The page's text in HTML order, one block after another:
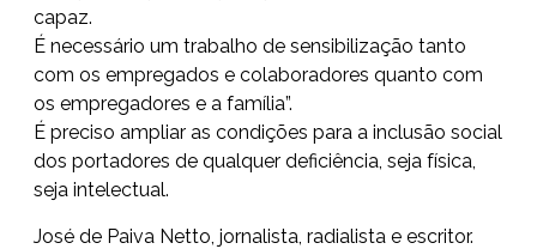
capaz.
É necessário um trabalho de sensibilização tanto
com os empregados e colaboradores quanto com
os empregadores e a família”.
É preciso ampliar as condições para a inclusão social
dos portadores de qualquer deficiência, seja física,
seja intelectual.
José de Paiva Netto, jornalista, radialista e escritor.